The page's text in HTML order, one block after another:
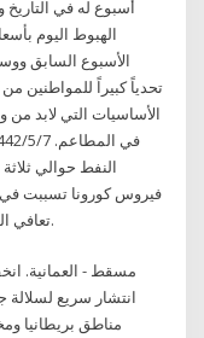
أسبوع له في
الأسبوع السابق
تحدياً كبيراً للمواطنين
الأساسيات التي لابد من
النفط حوالي
فيروس كورونا تسببت في
تعافي الطلب على الوقود وسط تشديد القيود في أوروبا.
مسقط - العمانية.
انتشار سريع
مناطق بريطانيا